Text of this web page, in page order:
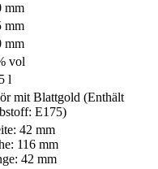
mm
mm
mm
vol
l
mit Blattgold (Enthält
E175)
42 mm
116 mm
42 mm